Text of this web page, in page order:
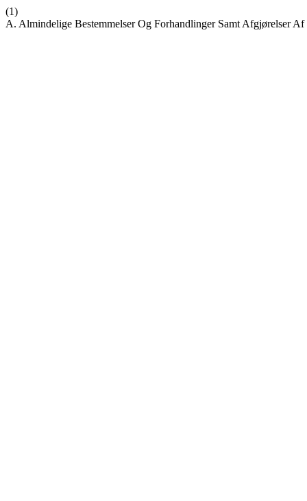
(1)
A. Almindelige Bestemmelser Og Forhandlinger Samt Afgjørelser